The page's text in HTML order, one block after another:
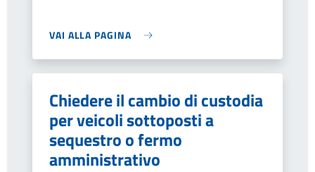
VAI ALLA PAGINA
Chiedere il cambio di custodia
per veicoli sottoposti a
sequestro o fermo
amministrativo